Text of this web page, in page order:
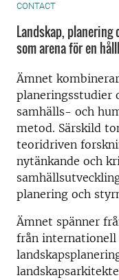
CONTACT
Landskap,
som arena för en
Ämnet
planeringsstudier
samhälls- och
metod. Särskild
teoridriven
nytänkande och
planering och
Ämnet spänner
från